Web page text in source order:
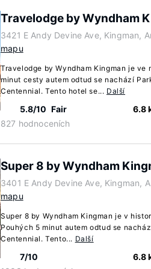
Travelodge by Wyndham
3421 E Andy Devine Ave, Kingman,
mapu
Travelodge by Wyndham Kingman je ve
minut cesty autem odtud se nachází
Centennial. Tento hotel se... Další
5.8/10 Fair
827 hodnoceních
6.8
Super 8 by Wyndham
3401 E Andy Devine Ave, Kingman,
mapu
Super 8 by Wyndham Kingman je v
Pouhých 5 minut autem odtud se
Centennial. Tento... Další
7/10
6.8